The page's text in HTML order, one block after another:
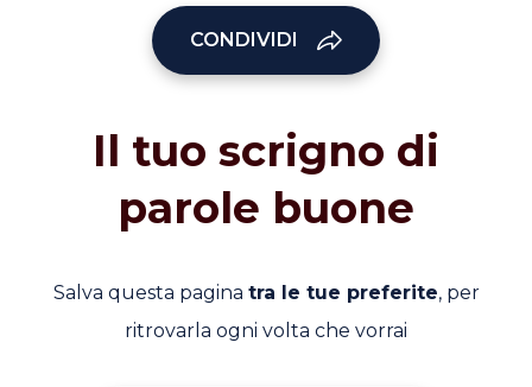
CONDIVIDI
Il tuo scrigno di
parole buone
Salva questa pagina tra le tue preferite, per
ritrovarla ogni volta che vorrai